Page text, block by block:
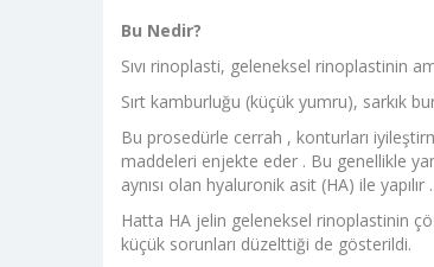
Bu Nedir?
Sıvı rinoplasti, geleneksel rinoplastinin
Sırt kamburluğu (küçük yumru), sarkık
Bu prosedürle cerrah , konturları
maddeleri enjekte eder . Bu genellikle
aynısı olan hyaluronik asit (HA) ile yapılır .
Hatta HA jelin geleneksel rinoplastinin
küçük sorunları düzelttiği de gösterildi.